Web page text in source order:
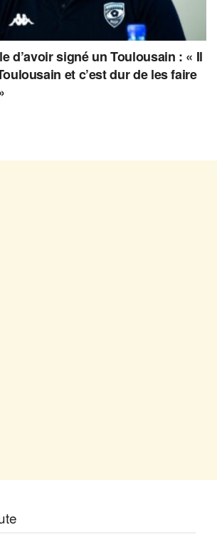
d’avoir signé un Toulousain : « Il
et c’est dur de les faire